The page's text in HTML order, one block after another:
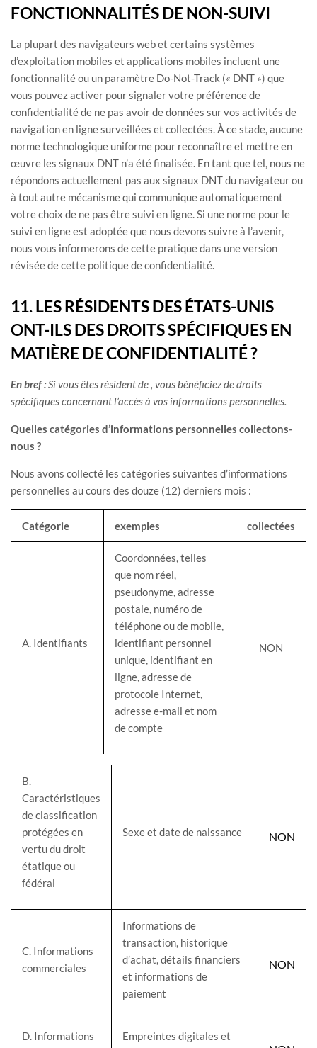
FONCTIONNALITÉS DE NON-SUIVI
La plupart des navigateurs web et certains systèmes
d’exploitation mobiles et applications mobiles incluent une
fonctionnalité ou un paramètre Do-Not-Track (« DNT ») que
vous pouvez activer pour signaler votre préférence de
confidentialité de ne pas avoir de données sur vos activités de
navigation en ligne surveillées et collectées. À ce stade, aucune
norme technologique uniforme pour reconnaîtreet mettre en
œuvre les signaux DNT n’a étéfinalisée. En tant que tel, nous ne
répondons actuellement pas aux signaux DNT du navigateur ou
à tout autre mécanisme qui communique automatiquement
votre choix de ne pas être suivi en ligne. Si une norme pour le
suivi en ligne est adoptée que nous devons suivre à l’avenir,
nous vous informerons de cette pratique dans une version
révisée de cette politique de confidentialité.
11. LES RÉSIDENTS DES ÉTATS-UNIS
ONT-ILS DES DROITS SPÉCIFIQUES EN
MATIÈRE DE CONFIDENTIALITÉ ?
En bref :Si vous êtes résident de, vous bénéficiez de droits
spécifiques concernant l’accès à vos informations personnelles.
Quelles catégories d’informations personnelles collectons-
nous ?
Nous avons collecté les catégories suivantes d’informations
personnelles au cours des douze (12) derniers mois :
Catégorie exemples collectées
A. Identifiants
Coordonnées, telles
que nom réel,
pseudonyme, adresse
postale, numéro de
téléphone ou de mobile,
identifiant personnel
unique, identifiant en
ligne, adresse de
protocole Internet,
adresse e-mail et nom
de compte
NON
B.
Caractéristiques
de classification
protégées en
vertu du droit
étatique ou
fédéral
Sexe et date de naissance NON
C. Informations
commerciales
Informations de
transaction, historique
d’achat, détails financiers
et informations de
paiement
NON
D. Informations
Empreintes digitales et